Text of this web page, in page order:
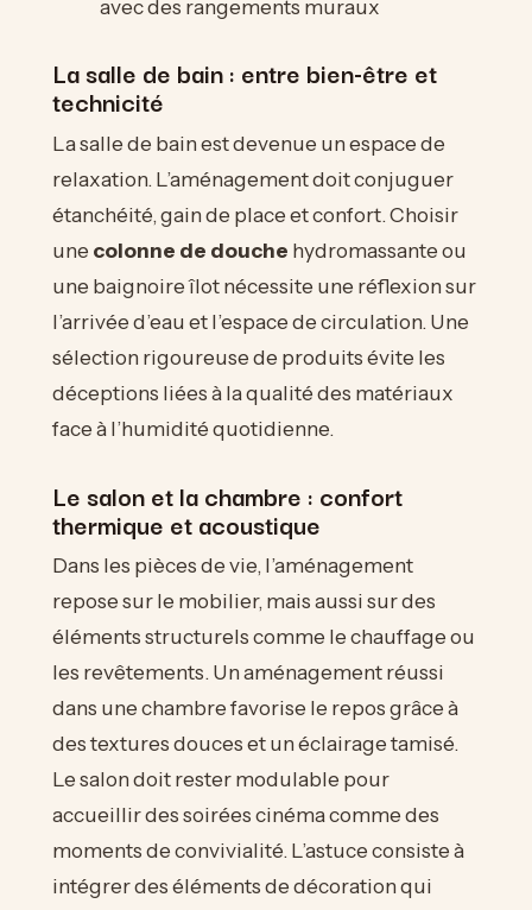
avec des rangements muraux
La salle de bain : entre bien-être et
technicité
La salle de bain est devenue un espace de
relaxation. L’aménagement doit conjuguer
étanchéité, gain de place et confort. Choisir
une colonne de douche hydromassante ou
une baignoire îlot nécessite une réflexion sur
l’arrivée d’eau et l’espace de circulation. Une
sélection rigoureuse de produits évite les
déceptions liées à la qualité des matériaux
face à l’humidité quotidienne.
Le salon et la chambre : confort
thermique et acoustique
Dans les pièces de vie, l’aménagement
repose sur le mobilier, mais aussi sur des
éléments structurels comme le chauffage ou
les revêtements. Un aménagement réussi
dans une chambre favorise le repos grâce à
des textures douces et un éclairage tamisé.
Le salon doit rester modulable pour
accueillir des soirées cinéma comme des
moments de convivialité. L’astuce consiste à
intégrer des éléments de décoration qui